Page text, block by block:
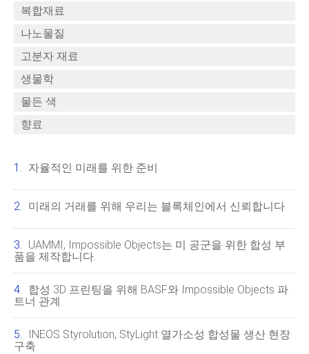
복합재료
나노물질
고분자 재료
생물학
물든 색
향료
자율적인 미래를 위한 준비
미래의 거래를 위해 우리는 블록체인에서 신뢰합니다.
UAMMI, Impossible Objects는 미 공군을 위한 합성 부
품을 제작합니다.
합성 3D 프린팅을 위해 BASF와 Impossible Objects 파
트너 관계
INEOS Styrolution, StyLight 열가소성 합성물 생산 현장
구축